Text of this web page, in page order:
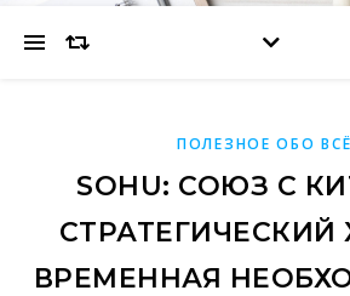
ПОЛЕЗНОЕ ОБО
SOHU: СОЮЗ С
СТРАТЕГИЧЕСКИЙ
ВРЕМЕННАЯ